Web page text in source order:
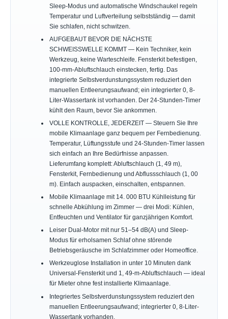
Sleep-Modus und automatische Windschaukel regeln
Temperatur und Luftverteilung selbstständig — damit
Sie schlafen, nicht schwitzen.
AUFGEBAUT BEVOR DIE NÄCHSTE
SCHWEISSWELLE KOMMT — Kein Techniker, kein
Werkzeug, keine Warteschleife. Fensterkit befestigen,
100-mm-Abluftschlauch einstecken, fertig. Das
integrierte Selbstverdunstungssystem reduziert den
manuellen Entleerungsaufwand; ein integrierter 0, 8-
Liter-Wassertank ist vorhanden. Der 24-Stunden-Timer
kühlt den Raum, bevor Sie ankommen.
VOLLE KONTROLLE, JEDERZEIT — Steuern Sie Ihre
mobile Klimaanlage ganz bequem per Fernbedienung.
Temperatur, Lüftungsstufe und 24-Stunden-Timer lassen
sich einfach an Ihre Bedürfnisse anpassen.
Lieferumfang komplett: Abluftschlauch (1, 49 m),
Fensterkit, Fernbedienung und Abflussschlauch (1, 00
m). Einfach auspacken, einschalten, entspannen.
Mobile Klimaanlage mit 14. 000 BTU Kühlleistung für
schnelle Abkühlung im Zimmer — drei Modi: Kühlen,
Entfeuchten und Ventilator für ganzjährigen Komfort.
Leiser Dual-Motor mit nur 51–54 dB(A) und Sleep-
Modus für erholsamen Schlaf ohne störende
Betriebsgeräusche im Schlafzimmer oder Homeoffice.
Werkzeuglose Installation in unter 10 Minuten dank
Universal-Fensterkit und 1, 49-m-Abluftschlauch — ideal
für Mieter ohne fest installierte Klimaanlage.
Integriertes Selbstverdunstungssystem reduziert den
manuellen Entleerungsaufwand; integrierter 0, 8-Liter-
Wassertank vorhanden.